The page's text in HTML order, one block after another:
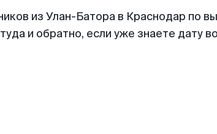
из Улан-Батора в Краснодар по
и обратно, если уже знаете дату